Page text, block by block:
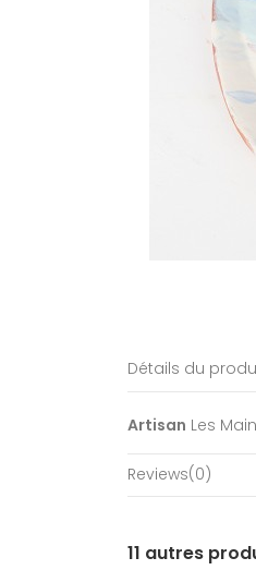
Détails du
Artisan Les
Reviews(0)
11 autres